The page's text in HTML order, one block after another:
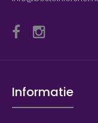
Informatie